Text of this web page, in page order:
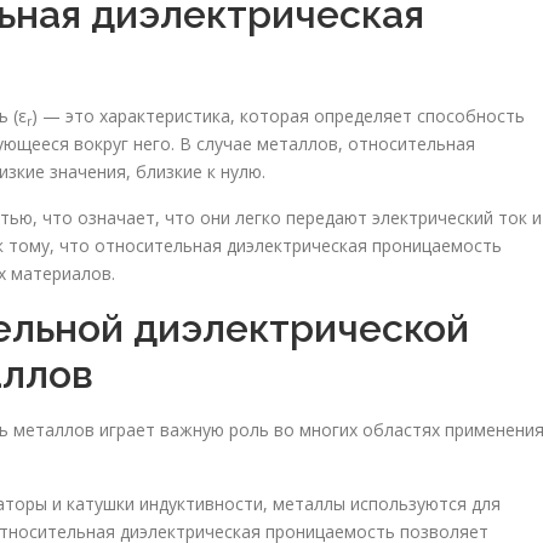
диэлектрическая
(εr) — это характеристика, которая определяет способность
вокруг него. В случае металлов, относительная
значения, близкие к нулю.
что означает, что они легко передают электрический ток и
что относительная диэлектрическая проницаемость
материалов.
диэлектрической
металлов играет важную роль во многих областях
и катушки индуктивности, металлы используются для
диэлектрическая проницаемость позволяет